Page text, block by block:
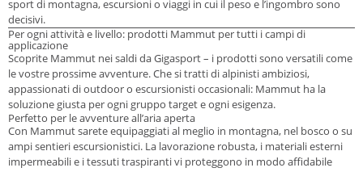
sport di montagna, escursioni o viaggi in cui il peso e l’ingombro sono
decisivi.
Per ogni attività e livello: prodotti Mammut per tutti i campi di
applicazione
Scoprite Mammut nei saldi da Gigasport – i prodotti sono versatili come
le vostre prossime avventure. Che si tratti di alpinisti ambiziosi,
appassionati di outdoor o escursionisti occasionali: Mammut ha la
soluzione giusta per ogni gruppo target e ogni esigenza.
Perfetto per le avventure all’aria aperta
Con Mammut sarete equipaggiati al meglio in montagna, nel bosco o su
ampi sentieri escursionistici. La lavorazione robusta, i materiali esterni
impermeabili e i tessuti traspiranti vi proteggono in modo affidabile